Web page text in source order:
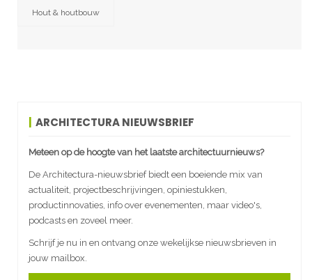
Hout & houtbouw
ARCHITECTURA NIEUWSBRIEF
Meteen op de hoogte van het laatste architectuurnieuws?
De Architectura-nieuwsbrief biedt een boeiende mix van
actualiteit, projectbeschrijvingen, opiniestukken,
productinnovaties, info over evenementen, maar video's,
podcasts en zoveel meer.
Schrijf je nu in en ontvang onze wekelijkse nieuwsbrieven in
jouw mailbox.